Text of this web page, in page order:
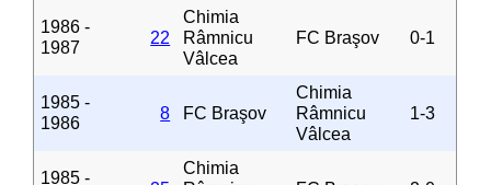
1986 -
1987
22
Chimia
Râmnicu
Vâlcea
FC Braşov 0-1
1985 -
1986
8 FC Braşov
Chimia
Râmnicu
Vâlcea
1-3
1985 -
Chimia